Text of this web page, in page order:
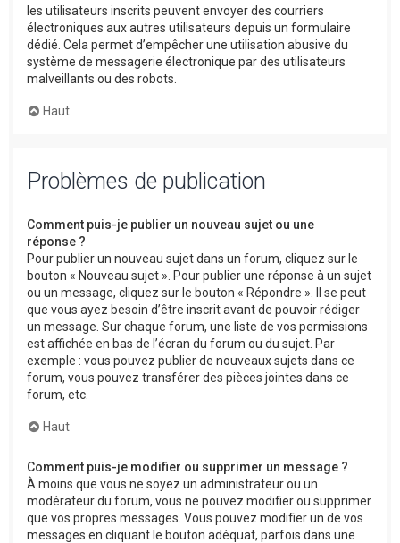
les utilisateurs inscrits peuvent envoyer des courriers
électroniques aux autres utilisateurs depuis un formulaire
dédié. Cela permet d’empêcher une utilisation abusive du
système de messagerie électronique par des utilisateurs
malveillants ou des robots.
Haut
Problèmes de publication
Comment puis-je publier un nouveau sujet ou une
réponse ?
Pour publier un nouveau sujet dans un forum, cliquez sur le
bouton « Nouveau sujet ». Pour publier une réponse à un sujet
ou un message, cliquez sur le bouton « Répondre ». Il se peut
que vous ayez besoin d’être inscrit avant de pouvoir rédiger
un message. Sur chaque forum, une liste de vos permissions
est affichée en bas de l’écran du forum ou du sujet. Par
exemple : vous pouvez publier de nouveaux sujets dans ce
forum, vous pouvez transférer des pièces jointes dans ce
forum, etc.
Haut
Comment puis-je modifier ou supprimer un message ?
À moins que vous ne soyez un administrateur ou un
modérateur du forum, vous ne pouvez modifier ou supprimer
que vos propres messages. Vous pouvez modifier un de vos
messages en cliquant le bouton adéquat, parfois dans une